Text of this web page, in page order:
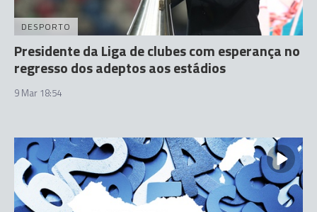
DESPORTO
Presidente da Liga de clubes com esperança no
regresso dos adeptos aos estádios
9 Mar 18:54